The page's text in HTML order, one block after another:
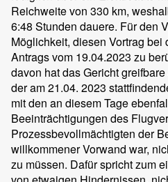
Reichweite von 330 km,
6:48 Stunden dauere. Für den
Möglichkeit, diesen Vortrag
Antrags vom 19.04.2023 zu
davon hat das Gericht
der am 21.04. 2023
mit den an diesem Tage
Beeinträchtigungen des
Prozessbevollmächtigten der
willkommener Vorwand war,
zu müssen. Dafür spricht zum